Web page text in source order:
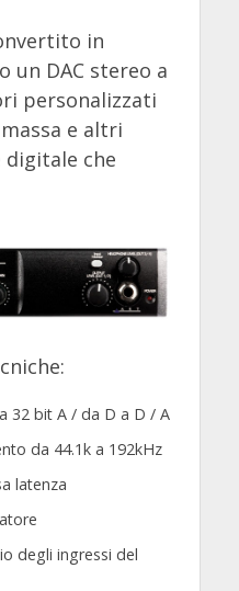
in
un DAC stereo a
personalizzati
e altri
che
32 bit A / da D a D / A
da 44.1k a 192kHz
latenza
degli ingressi del